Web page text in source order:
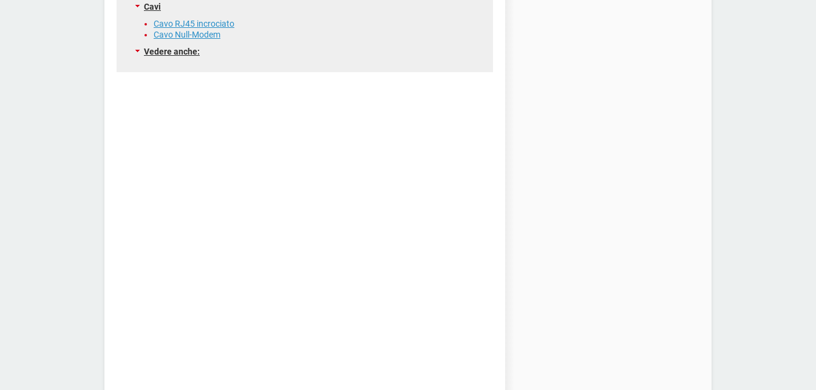
Cavi
Cavo RJ45 incrociato
Cavo Null-Modem
Vedere anche: